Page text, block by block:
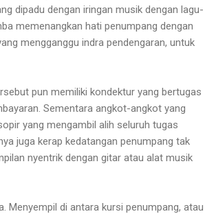
dipadu dengan iringan musik dengan lagu-
memenangkan hati penumpang dengan
mengganggu indra pendengaran, untuk
pun memiliki kondektur yang bertugas
Sementara angkot-angkot yang
yang mengambil alih seluruh tugas
juga kerap kedatangan penumpang tak
nyentrik dengan gitar atau alat musik
Menyempil di antara kursi penumpang, atau